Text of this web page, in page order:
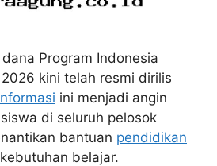
Program Indonesia
kini telah resmi dirilis
ini menjadi angin
di seluruh pelosok
bantuan pendidikan
belajar.